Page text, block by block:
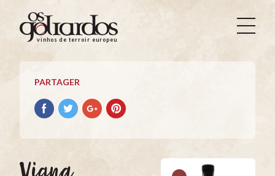
Os
Goliardos
Vinhos
Terroir
Europeus
vinhos de terroir europeus
PARTAGER
Partager
avec
Partager
avec
Partager
avec
Partager
avec